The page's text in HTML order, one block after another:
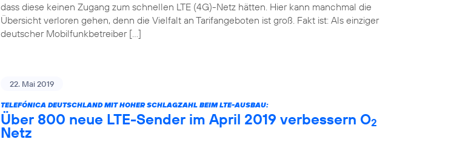
dass diese keinen Zugang zum schnellen LTE (4G)-Netz hätten. Hier kann manchmal die
Übersicht verloren gehen, denn die Vielfalt an Tarifangeboten ist groß. Fakt ist: Als einziger
deutscher Mobilfunkbetreiber […]
22. Mai 2019
TELEFÓNICA DEUTSCHLAND MIT HOHER SCHLAGZAHL BEIM LTE-AUSBAU:
Über 800 neue LTE-Sender im April 2019 verbessern O2
Netz